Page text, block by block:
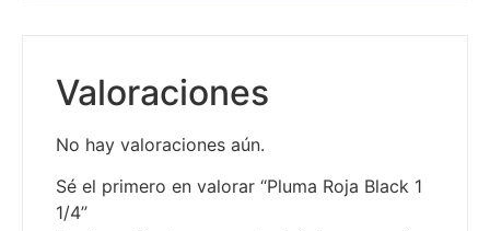
Valoraciones
No hay valoraciones aún.
Sé el primero en valorar “Pluma Roja Black 1
1/4”